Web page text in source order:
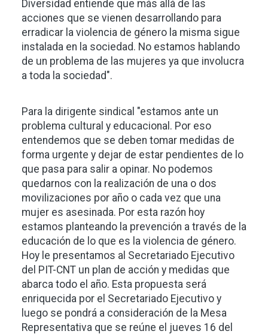
Diversidad entiende que más allá de las
acciones que se vienen desarrollando para
erradicar la violencia de género la misma sigue
instalada en la sociedad. No estamos hablando
de un problema de las mujeres ya que involucra
a toda la sociedad".
Para la dirigente sindical "estamos ante un
problema cultural y educacional. Por eso
entendemos que se deben tomar medidas de
forma urgente y dejar de estar pendientes de lo
que pasa para salir a opinar. No podemos
quedarnos con la realización de una o dos
movilizaciones por año o cada vez que una
mujer es asesinada. Por esta razón hoy
estamos planteando la prevención a través de la
educación de lo que es la violencia de género.
Hoy le presentamos al Secretariado Ejecutivo
del PIT-CNT un plan de acción y medidas que
abarca todo el año. Esta propuesta será
enriquecida por el Secretariado Ejecutivo y
luego se pondrá a consideración de la Mesa
Representativa que se reúne el jueves 16 del